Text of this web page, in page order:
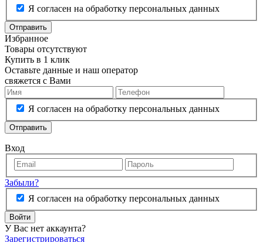
Я согласен на обработку персональных данных
Отправить
Избранное
Товары отсутствуют
Купить в 1 клик
Оставьте данные и наш оператор
свяжется с Вами
Я согласен на обработку персональных данных
Отправить
Вход
Забыли?
Я согласен на обработку персональных данных
Войти
У Вас нет аккаунта?
Зарегистрироваться